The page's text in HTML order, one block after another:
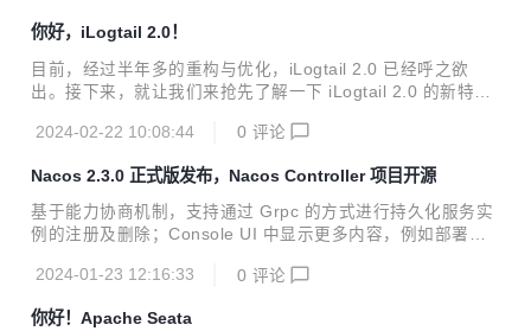
你好，iLogtail 2.0！
目前，经过半年多的重构与优化，iLogtail 2.0 已经呼之欲
出。接下来，就让我们来抢先了解一下 iLogtail 2.0 的新特性
2024-02-22 10:08:44
0 评论
Nacos 2.3.0 正式版发布，Nacos Controller 项目开源
基于能力协商机制，支持通过 Grpc 的方式进行持久化服务实
例的注册及删除；Console UI 中显示更多内容，例如部署模
2024-01-23 12:16:33
0 评论
你好！Apache Seata